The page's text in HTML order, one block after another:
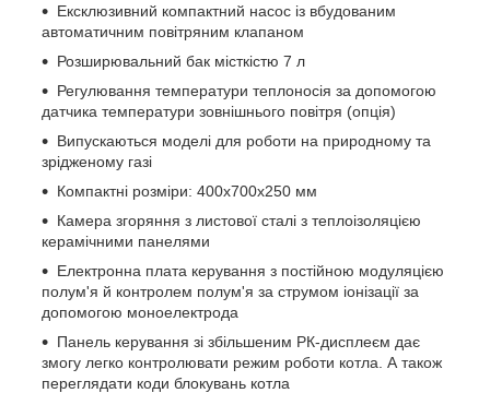
Ексклюзивний компактний насос із вбудованим
автоматичним повітряним клапаном
Розширювальний бак місткістю 7 л
Регулювання температури теплоносія за допомогою
датчика температури зовнішнього повітря (опція)
Випускаються моделі для роботи на природному та
зрідженому газі
Компактні розміри: 400х700х250 мм
Камера згоряння з листової сталі з теплоізоляцією
керамічними панелями
Електронна плата керування з постійною модуляцією
полум'я й контролем полум'я за струмом іонізації за
допомогою моноелектрода
Панель керування зі збільшеним РК-дисплеєм дає
змогу легко контролювати режим роботи котла. А також
переглядати коди блокувань котла